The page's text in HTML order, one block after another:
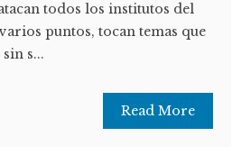
todos los institutos del
puntos, tocan temas que
s...
Read More